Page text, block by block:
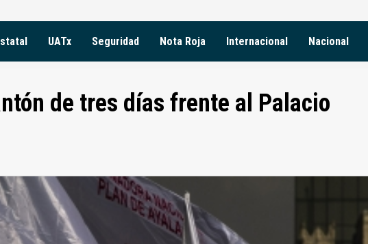
UATx Seguridad Nota Roja Internacional Nacional
de tres días frente al Palacio